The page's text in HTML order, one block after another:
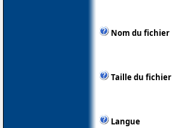
Nom du fichier
Taille du fichier
Langue